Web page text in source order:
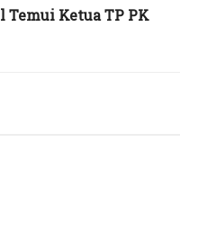
Ketua TP PK